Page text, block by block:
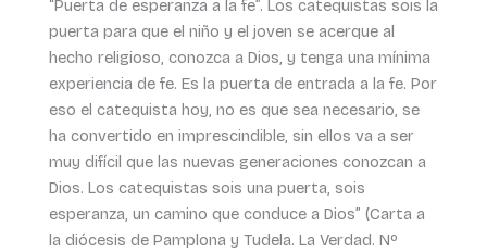
“Puerta de esperanza a la fe”. Los catequistas sois la
puerta para que el niño y el joven se acerque al
hecho religioso, conozca a Dios, y tenga una mínima
experiencia de fe. Es la puerta de entrada a la fe. Por
eso el catequista hoy, no es que sea necesario, se
ha convertido en imprescindible, sin ellos va a ser
muy difícil que las nuevas generaciones conozcan a
Dios. Los catequistas sois una puerta, sois
esperanza, un camino que conduce a Dios” (Carta a
la diócesis de Pamplona y Tudela. La Verdad. Nº